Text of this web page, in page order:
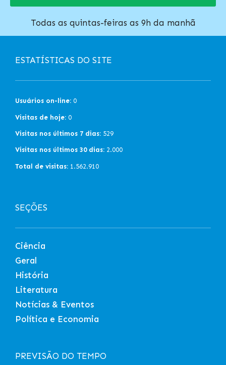
Todas as quintas-feiras as 9h da manhã
ESTATÍSTICAS DO SITE
Usuários on-line: 0
Visitas de hoje: 0
Visitas nos últimos 7 dias: 529
Visitas nos últimos 30 dias: 2.000
Total de visitas: 1.562.910
SEÇÕES
Ciência
Geral
História
Literatura
Notícias & Eventos
Política e Economia
PREVISÃO DO TEMPO